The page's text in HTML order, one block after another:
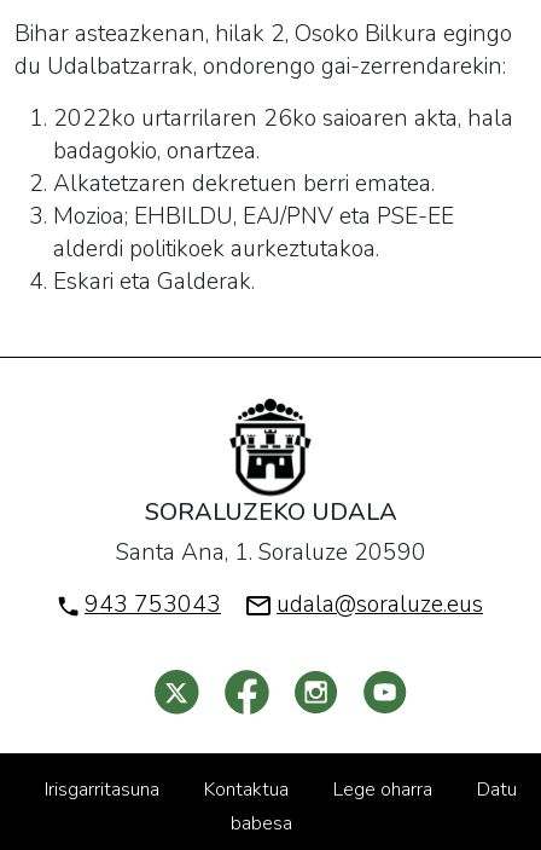
Bihar asteazkenan, hilak 2, Osoko Bilkura egingo
du Udalbatzarrak, ondorengo gai-zerrendarekin:
2022ko urtarrilaren 26ko saioaren akta, hala
badagokio, onartzea.
Alkatetzaren dekretuen berri ematea.
Mozioa; EHBILDU, EAJ/PNV eta PSE-EE
alderdi politikoek aurkeztutakoa.
Eskari eta Galderak.
SORALUZEKO UDALA
Santa Ana, 1. Soraluze 20590
943 753043
udala@soraluze.eus
Irisgarritasuna Kontaktua Lege oharra
Datu
babesa